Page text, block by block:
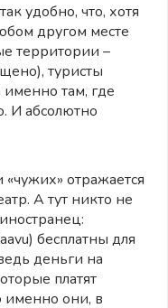
удобно, что, хотя
другом месте
территории –
туристы
именно там, где
И абсолютно
«чужих» отражается
А тут никто не
бесплатны для
деньги на
платят
именно они, в